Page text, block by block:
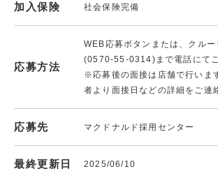
加入保険 社会保険完備
応募方法
WEB応募ボタンまたは、クル
(0570-55-0314)まで電話にてご
※応募後の面接は店舗で行いま
者より面接日などの詳細をご連
応募先 マクドナルド採用センター
最終更新日 2025/06/10